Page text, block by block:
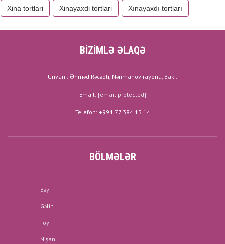
Xina tortlari Xinayaxdi tortlari Xınayaxdı tortları
BİZİMLƏ ƏLAQƏ
Ünvanı: Əhməd Rəcəbli, Nərimanov rayonu, Bakı.
Email: [email protected]
Telefon: +994 77 384 13 14
BÖLMƏLƏR
Bəy
Gəlin
Toy
Nişan